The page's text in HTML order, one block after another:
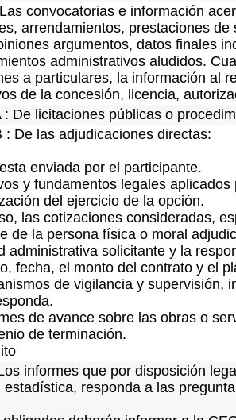
convocatorias e información
arrendamientos, prestaciones
argumentos, datos finales
administrativos aludidos.
a particulares, la información al
de la concesión, licencia,
: De licitaciones públicas o
: De las adjudicaciones directas:
enviada por el participante.
y fundamentos legales
del ejercicio de la opción.
las cotizaciones consideradas,
de la persona física o moral
administrativa solicitante y la
fecha, el monto del contrato y el
de vigilancia y supervisión,
de avance sobre las obras o
de terminación.
informes que por disposición
estadística, responda a las